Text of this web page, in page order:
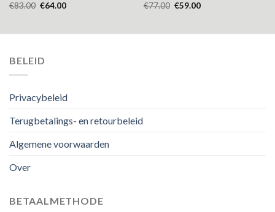
€83.00 €64.00
€77.00 €59.00
BELEID
Privacybeleid
Terugbetalings- en retourbeleid
Algemene voorwaarden
Over
BETAALMETHODE